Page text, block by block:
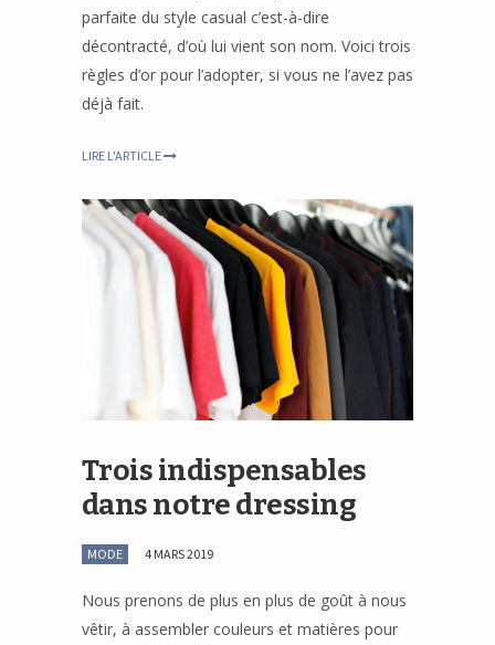
parfaite du style casual c’est-à-dire
décontracté, d’où lui vient son nom. Voici trois
règles d’or pour l’adopter, si vous ne l’avez pas
déjà fait.
LIRE L'ARTICLE
Trois indispensables
dans notre dressing
MODE 4 MARS 2019
Nous prenons de plus en plus de goût à nous
vêtir, à assembler couleurs et matières pour